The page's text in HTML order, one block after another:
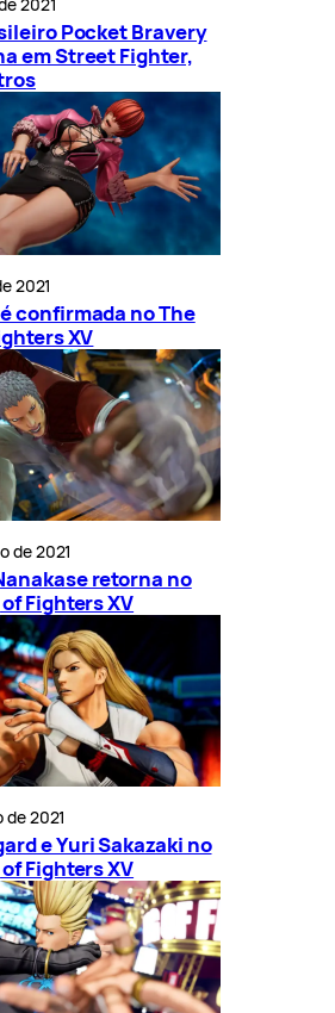
Pocket Bravery
em Street Fighter,
2021
confirmada no The
XV
de 2021
retorna no
Fighters XV
de 2021
e Yuri Sakazaki no
Fighters XV